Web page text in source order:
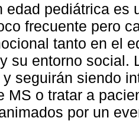
edad pediátrica es
frecuente pero
tanto en el
su entorno social.
seguirán siendo
MS o tratar a
por un